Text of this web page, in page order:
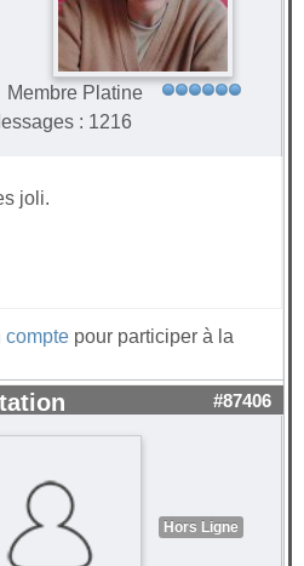
Membre Platine
: 1216
joli.
compte pour participer à la
#87406
Hors Ligne